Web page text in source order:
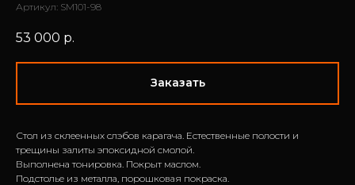
Артикул: SM101-98
53 000 р.
Заказать
Стол из склеенных слэбов карагача. Естественные полости и
трещины залиты эпоксидной смолой.
Выполнена тонировка. Покрыт маслом.
Подстолье из металла, порошковая покраска.